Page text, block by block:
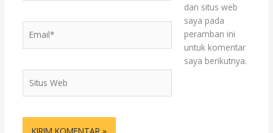
Web
dan situs web
saya pada
peramban ini
untuk komentar
saya berikutnya.